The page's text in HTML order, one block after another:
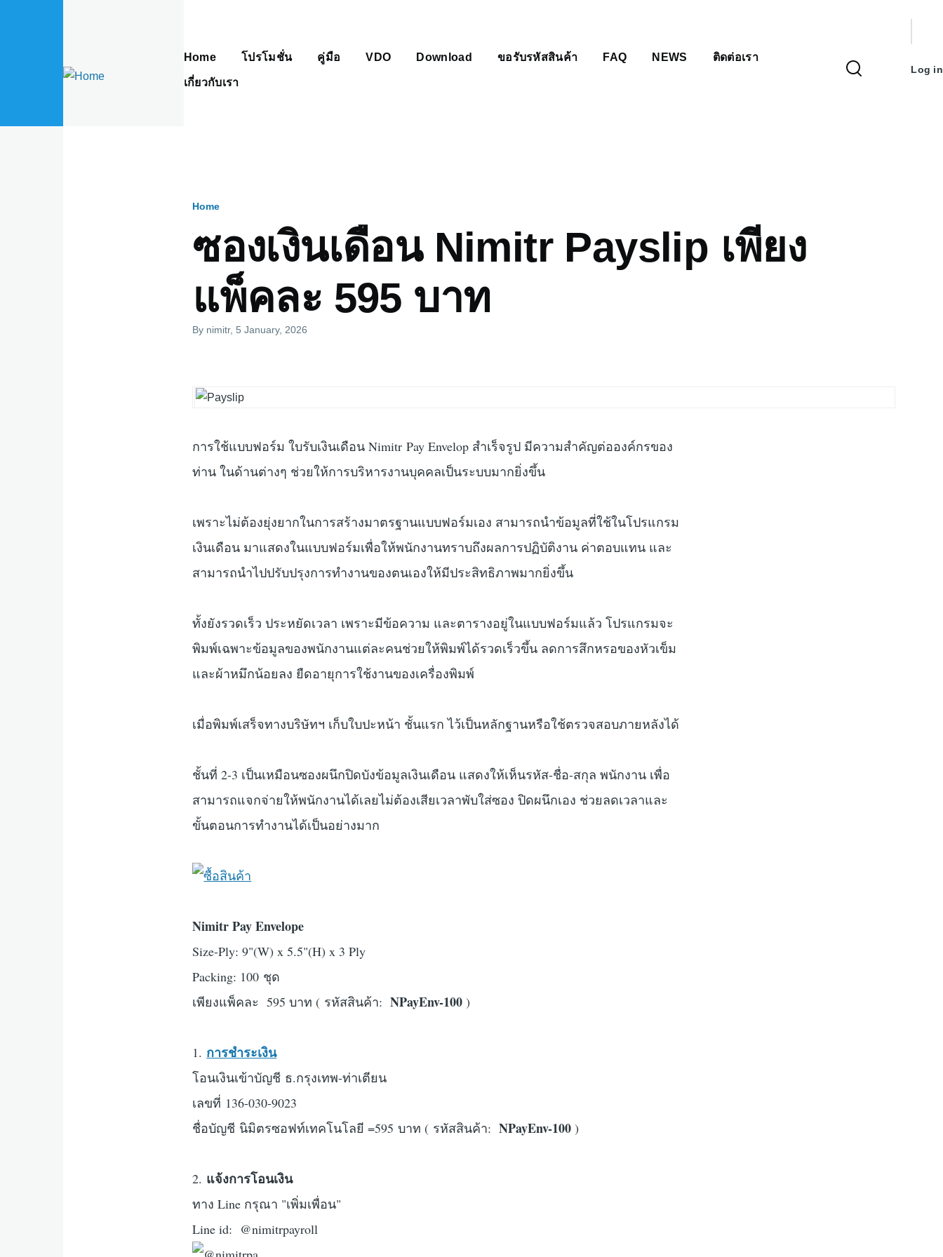
Main
Home โปรโมชั่น คู่มือ VDO Download ขอรับรหัสสินค้า FAQ NEWS ติดต่อเรา
เกี่ยวกับเรา
menu
Log in
Breadcrumb
Home
ซองเงินเดือน Nimitr Payslip เพียง
แพ็คละ 595 บาท
By nimitr, 5 January, 2026
การใช้แบบฟอร์ม ใบรับเงินเดือน Nimitr Pay Envelop สำเร็จรูป มีความสำคัญต่อองค์กรของ
ท่าน ในด้านต่างๆ ช่วยให้การบริหารงานบุคคลเป็นระบบมากยิ่งขึ้น
เพราะไม่ต้องยุ่งยากในการสร้างมาตรฐานแบบฟอร์มเอง สามารถนำข้อมูลที่ใช้ในโปรแกรม
เงินเดือน มาแสดงในแบบฟอร์มเพื่อให้พนักงานทราบถึงผลการปฏิบัติงาน ค่าตอบแทน และ
สามารถนำไปปรับปรุงการทำงานของตนเองให้มีประสิทธิภาพมากยิ่งขึ้น
ทั้งยังรวดเร็ว ประหยัดเวลา เพราะมีข้อความ และตารางอยู่ในแบบฟอร์มแล้ว โปรแกรมจะ
พิมพ์เฉพาะข้อมูลของพนักงานแต่ละคนช่วยให้พิมพ์ได้รวดเร็วขึ้น ลดการสึกหรอของหัวเข็ม
และผ้าหมึกน้อยลง ยืดอายุการใช้งานของเครื่องพิมพ์
เมื่อพิมพ์เสร็จทางบริษัทฯ เก็บใบปะหน้า ชั้นแรก ไว้เป็นหลักฐานหรือใช้ตรวจสอบภายหลังได้
ชั้นที่ 2-3 เป็นเหมือนซองผนึกปิดบังข้อมูลเงินเดือน แสดงให้เห็นรหัส-ชื่อ-สกุล พนักงาน เพื่อ
สามารถแจกจ่ายให้พนักงานได้เลยไม่ต้องเสียเวลาพับใส่ซอง ปิดผนึกเอง ช่วยลดเวลาและ
ขั้นตอนการทำงานได้เป็นอย่างมาก
Nimitr Pay Envelope
Size-Ply: 9"(W) x 5.5"(H) x 3 Ply
Packing: 100 ชุด
เพียงแพ็คละ 595 บาท ( รหัสสินค้า:NPayEnv-100 )
1. การชำระเงิน
โอนเงินเข้าบัญชี ธ.กรุงเทพ-ท่าเตียน
เลขที่ 136-030-9023
ชื่อบัญชี นิมิตรซอฟท์เทคโนโลยี =595 บาท ( รหัสสินค้า:NPayEnv-100 )
2. แจ้งการโอนเงิน
ทาง Line กรุณา "เพิ่มเพื่อน"
Line id: @nimitrpayroll